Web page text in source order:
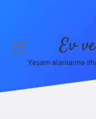
menüyü
Ev
Yaşam alanlarına